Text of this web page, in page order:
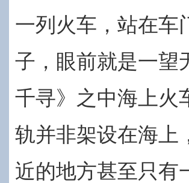
一列火车，站在车
子，眼前就是一望
千寻》之中海上火
轨并非架设在海上
近的地方甚至只有